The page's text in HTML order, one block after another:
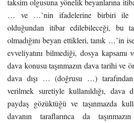
taksim olgusuna yönelik beyanlarına
… ve …’nin ifadelerine birbiri ile
olduğundan itibar edilebileceği, bu
olmadığını beyan ettikleri, tanık …’in
evveliyatını bilmediği, dosya kapsamı
dava konusu taşınmazın dava tarihi ve
dava dışı … (doğrusu …)
verilmek suretiyle kullanıldığı, dava
paydaş gözüktüğü ve taşınmazda
davanın taraflarınca da